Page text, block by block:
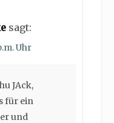
sagt:
Uhr
JAck,
für ein
und